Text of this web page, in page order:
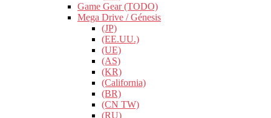
Game Gear (TODO)
Mega Drive / Génesis
(JP)
(EE.UU.)
(UE)
(AS)
(KR)
(California)
(BR)
(CN TW)
(RU)